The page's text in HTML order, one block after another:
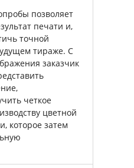
позволяет
печати и,
точной
тираже. С
заказчик
четкое
цветной
которое затем